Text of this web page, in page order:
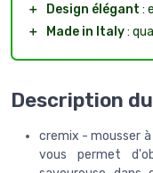
＋
Design élégant :
＋
Made in Italy:
Description
cremix - mousser
vous permet